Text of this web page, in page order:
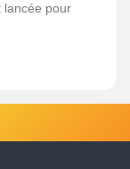
lancée pour